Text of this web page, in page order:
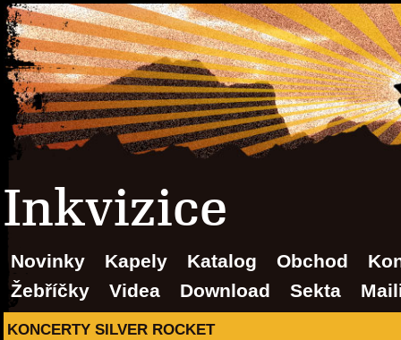
Inkvizice
Novinky Kapely Katalog Obchod
Žebříčky
Videa Download Sekta
KONCERTY SILVER ROCKET